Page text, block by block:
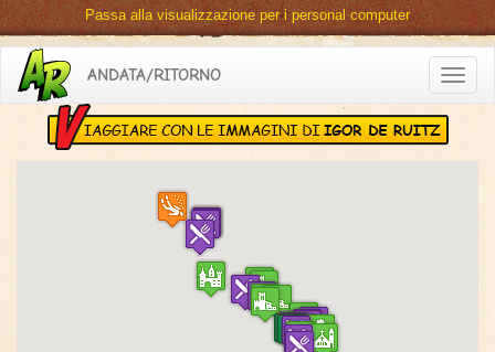
Passa alla visualizzazione per i personal computer
ANDATA/RITORNO